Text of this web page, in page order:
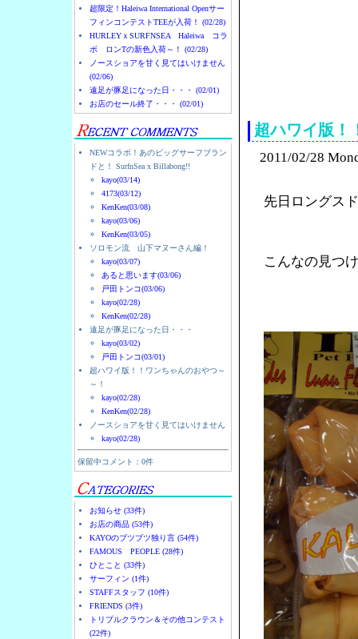
超限定！Haleiwa International Openサー
フィンコンテストTEEが入荷！ (02/28)
HURLEYｘSURFNSEA Haleiwa コラ
ボ ロンTの新色入荷～！ (02/28)
ノースショアを甘く見てはいけません
(02/06)
遠足が豚足になった日・・・ (02/01)
お店のセール終了・・・ (02/01)
NEWコラボ！あのビッグサーフブラン
ドと！ SurfnSea x Billabong!!
kayo(03/14)
4173(03/12)
KenKen(03/08)
kayo(03/06)
KenKen(03/05)
ソロモン流 山下マヌーさん編！
kayo(03/07)
あると思います(03/06)
戸田トンコ(03/06)
kayo(02/28)
KenKen(02/28)
遠足が豚足になった日・・・
kayo(03/02)
戸田トンコ(03/01)
超ハワイ版！！ワンちゃんのおやつ～
～！
kayo(02/28)
KenKen(02/28)
ノースショアを甘く見てはいけません
kayo(02/28)
保留中コメント：0件
お知らせ (33件)
お店の商品 (53件)
KAYOのブツブツ独り言 (54件)
FAMOUS PEOPLE (28件)
ひとこと (33件)
サーフィン (1件)
STAFFスタッフ (10件)
FRIENDS (3件)
トリプルクラウン＆その他コンテスト
(22件)
超ハワイ版！
2011/02/28
先日ロングス
こんなの見つ